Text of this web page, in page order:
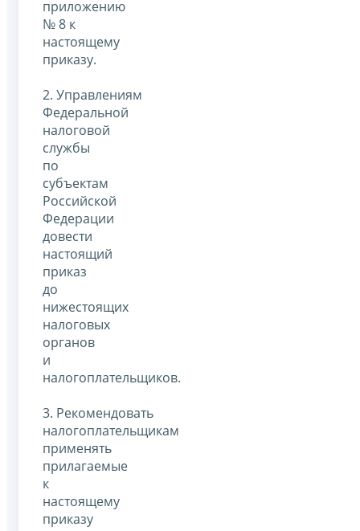
приложению
№ 8 к
настоящему
приказу.
2. Управлениям
Федеральной
налоговой
службы
по
субъектам
Российской
Федерации
довести
настоящий
приказ
до
нижестоящих
налоговых
органов
и
налогоплательщиков.
3. Рекомендовать
налогоплательщикам
применять
прилагаемые
к
настоящему
приказу